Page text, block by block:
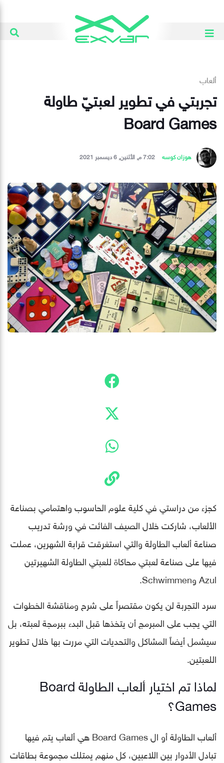
ألعاب
تجربتي في تطوير لعبتيّ طاولة
Board Games
هوزان كوسه 7:02 م, الأثنين, 6 ديسمبر 2021
كجزء من دراستي في كلية علوم الحاسوب واهتمامي بصناعة
الألعاب، شاركت خلال الصيف الفائت في ورشة تدريب
صناعة ألعاب الطاولة والتي استغرقت قرابة الشهرين، عملت
فيها على صناعة لعبتي محاكاة للعبتي الطاولة الشهيرتين
Azul وSchwimmen.
سرد التجربة لن يكون مقتصراً على شرح ومناقشة الخطوات
التي يجب على المبرمج أن يتخذها قبل البدء ببرمجة لعبته، بل
سيشمل أيضاً المشاكل والتحديات التي مررت بها خلال تطوير
اللعبتين.
لماذا تم اختيار ألعاب الطاولة Board
Games؟
ألعاب الطاولة أو ال Board Games هي ألعاب يتم فيها
تبادل الأدوار بين اللاعبين، كل منهم يمتلك مجموعة بطاقات